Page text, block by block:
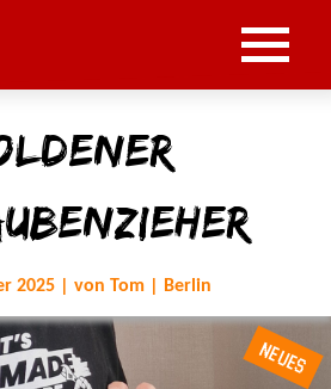
2025 | von Tom | Berlin
NEUES